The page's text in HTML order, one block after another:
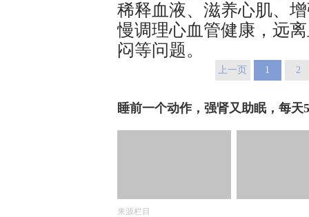
稀释血液、滋养心肌、
慢调理心血管健康，远
闷等问题。
上一页 1 2
睡前一个动作，强肾又助眠，每
来源栏目